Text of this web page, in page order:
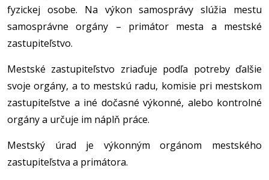
fyzickej osobe. Na výkon samosprávy slúžia mestu
samosprávne orgány – primátor mesta a mestské
zastupiteľstvo.
Mestské zastupiteľstvo zriaďuje podľa potreby ďalšie
svoje orgány, a to mestskú radu, komisie pri mestskom
zastupiteľstve a iné dočasné výkonné, alebo kontrolné
orgány a určuje im náplň práce.
Mestský úrad je výkonným orgánom mestského
zastupiteľstva a primátora.